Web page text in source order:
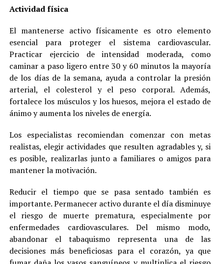
Actividad física
El mantenerse activo físicamente es otro elemento
esencial para proteger el sistema cardiovascular.
Practicar ejercicio de intensidad moderada, como
caminar a paso ligero entre 30 y 60 minutos la mayoría
de los días de la semana, ayuda a controlar la presión
arterial, el colesterol y el peso corporal. Además,
fortalece los músculos y los huesos, mejora el estado de
ánimo y aumenta los niveles de energía.
Los especialistas recomiendan comenzar con metas
realistas, elegir actividades que resulten agradables y, si
es posible, realizarlas junto a familiares o amigos para
mantener la motivación.
Reducir el tiempo que se pasa sentado también es
importante. Permanecer activo durante el día disminuye
el riesgo de muerte prematura, especialmente por
enfermedades cardiovasculares. Del mismo modo,
abandonar el tabaquismo representa una de las
decisiones más beneficiosas para el corazón, ya que